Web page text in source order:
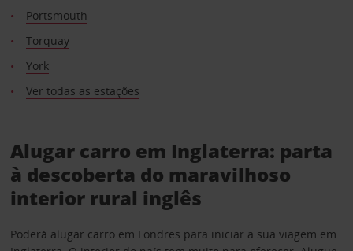
Portsmouth
Torquay
York
Ver todas as estações
Alugar carro em Inglaterra: parta
à descoberta do maravilhoso
interior rural inglês
Poderá alugar carro em Londres para iniciar a sua viagem em